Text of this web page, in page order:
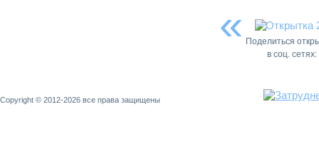
« Поделиться
в соц. сетях:
Copyright © 2012-2026 все права защищены